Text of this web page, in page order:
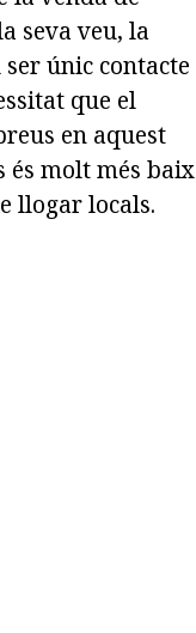
seva veu, la
únic contacte
que el
en aquest
és molt més baix
llogar locals.